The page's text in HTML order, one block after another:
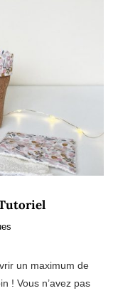
un maximum de
! Vous n’avez pas